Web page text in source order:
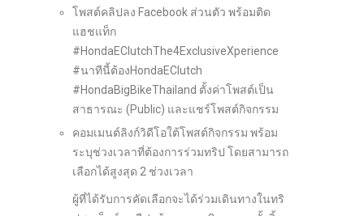
โพสต์คลิปลง Facebook ส่วนตัว พร้อมติด
แฮชแท็ก
#HondaEClutchThe4ExclusiveXperience
#นาทีนี้ต้องHondaEClutch
#HondaBigBikeThailand ตั้งค่าโพสต์เป็น
สาธารณะ (Public) และแชร์โพสต์กิจกรรม
คอมเมนต์ลิงก์วิดีโอใต้โพสต์กิจกรรม พร้อม
ระบุช่วงเวลาที่ต้องการร่วมทริป โดยสามารถ
เลือกได้สูงสุด 2 ช่วงเวลา
ผู้ที่ได้รับการคัดเลือกจะได้ร่วมเดินทางในทริ